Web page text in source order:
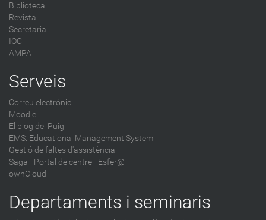
Biblioteca
Revista
Secretaria
IOC
AMPA
Serveis
Correu electrònic
Moodle
El blog del Puig
EMS: Educational Management System
Gestió de faltes d'assistència
Saga - Portal de centre - Esfer@
ownCloud
Departaments i seminaris